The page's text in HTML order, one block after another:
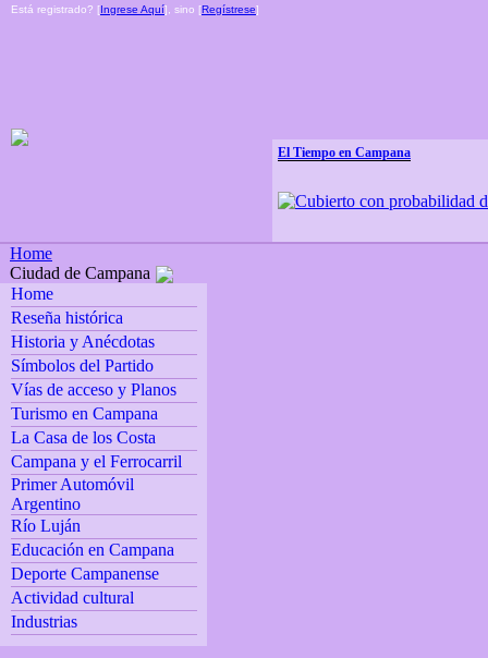
Está registrado? [Ingrese Aquí], sino [Regístrese]
El Tiempo en Campana
Home
Ciudad de Campana
Home
Reseña histórica
Historia y Anécdotas
Símbolos del Partido
Vías de acceso y Planos
Turismo en Campana
La Casa de los Costa
Campana y el Ferrocarril
Primer Automóvil
Argentino
Río Luján
Educación en Campana
Deporte Campanense
Actividad cultural
Industrias